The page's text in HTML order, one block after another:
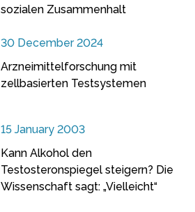
sozialen Zusammenhalt
30 December 2024
Arzneimittelforschung mit
zellbasierten Testsystemen
15 January 2003
Kann Alkohol den
Testosteronspiegel steigern? Die
Wissenschaft sagt: „Vielleicht“